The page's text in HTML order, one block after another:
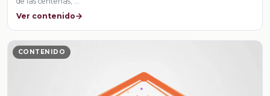
Ver contenido
CONTENIDO